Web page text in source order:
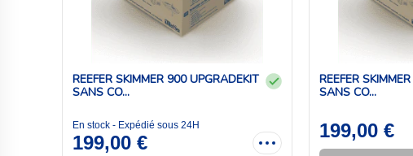
REEFER SKIMMER 900 UPGRADEKIT
SANS CO...
En stock - Expédié sous 24H
199,00 €
REEFER
SANS CO...
199,00 €